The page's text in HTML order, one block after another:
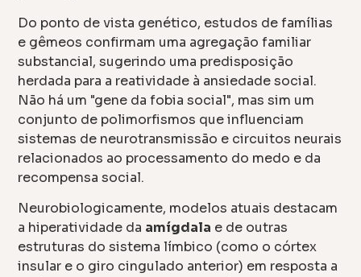
Do ponto de vista genético, estudos de famílias
e gêmeos confirmam uma agregação familiar
substancial, sugerindo uma predisposição
herdada para a reatividade à ansiedade social.
Não há um "gene da fobia social", mas sim um
conjunto de polimorfismos que influenciam
sistemas de neurotransmissão e circuitos neurais
relacionados ao processamento do medo e da
recompensa social.
Neurobiologicamente, modelos atuais destacam
a hiperatividade da amígdala e de outras
estruturas do sistema límbico (como o córtex
insular e o giro cingulado anterior) em resposta a